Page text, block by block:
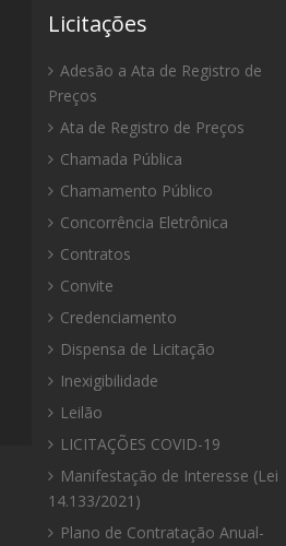
Licitações
Adesão a Ata de Registro de
Preços
Ata de Registro de Preços
Chamada Pública
Chamamento Público
Concorrência Eletrônica
Contratos
Convite
Credenciamento
Dispensa de Licitação
Inexigibilidade
Leilão
LICITAÇÕES COVID-19
Manifestação de Interesse (Lei
14.133/2021)
Plano de Contratação Anual-